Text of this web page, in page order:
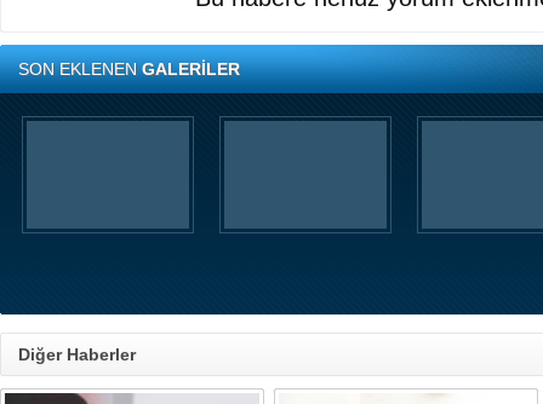
SON EKLENENGALERİLER
Diğer Haberler